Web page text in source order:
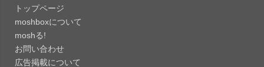
「Evernote 11.28.2」Mac向け最新版をリリー
ス。AIプロ...
「Minecraft: クラフト、建築、サバイバル
26.40」iOS向...
トップページ
moshboxについて
moshる!
お問い合わせ
広告掲載について